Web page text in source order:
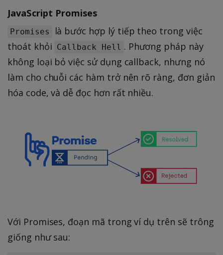
JavaScript Promises
Promises
là bước hợp lý tiếp theo trong việc
thoát khỏi Callback Hell . Phương pháp này
không loại bỏ việc sử dụng callback, nhưng nó
làm cho chuỗi các hàm trở nên rõ ràng, đơn giản
hóa code, và dễ đọc hơn rất nhiều.
Với Promises, đoạn mã trong ví dụ trên sẽ trông
giống như sau: